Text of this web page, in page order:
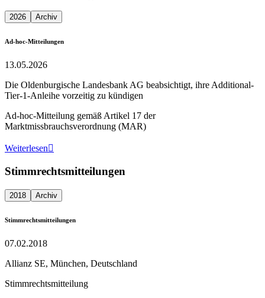
2026 Archiv
Ad-hoc-Mitteilungen
13.05.2026
Die Oldenburgische Landesbank AG beabsichtigt, ihre Additional-
Tier-1-Anleihe vorzeitig zu kündigen
Ad-hoc-Mitteilung gemäß Artikel 17 der
Marktmissbrauchsverordnung (MAR)
Weiterlesen
Stimmrechtsmitteilungen
2018 Archiv
Stimmrechtsmitteilungen
07.02.2018
Allianz SE, München, Deutschland
Stimmrechtsmitteilung